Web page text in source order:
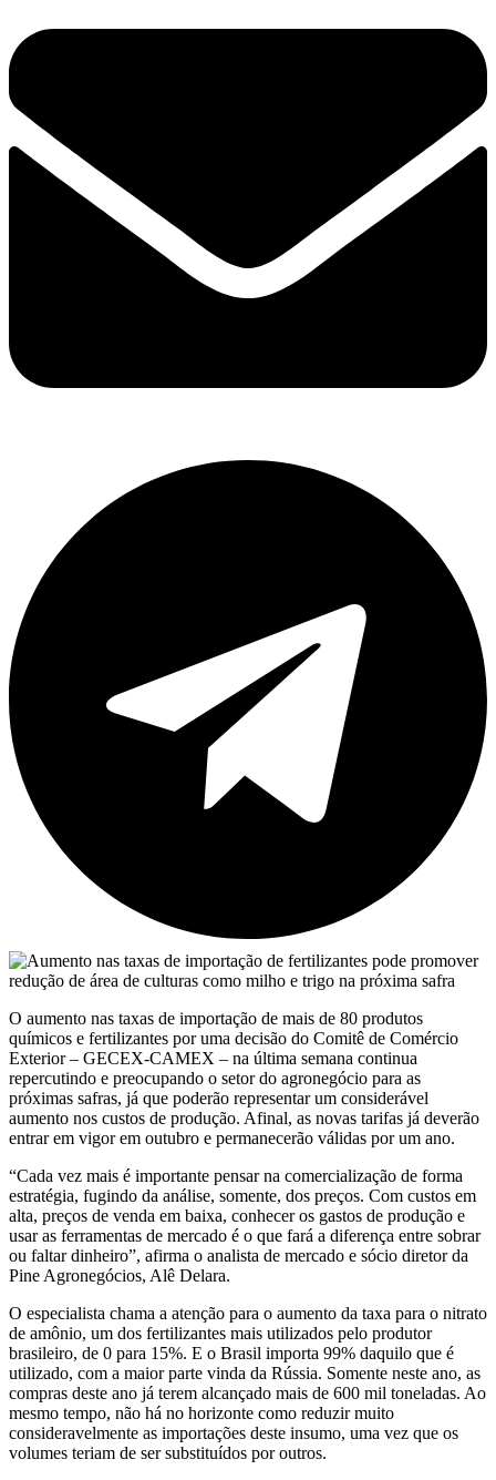
O aumento nas taxas de importação de mais de 80 produtos
químicos e fertilizantes por uma decisão do Comitê de Comércio
Exterior – GECEX-CAMEX – na última semana continua
repercutindo e preocupando o setor do agronegócio para as
próximas safras, já que poderão representar um considerável
aumento nos custos de produção. Afinal, as novas tarifas já deverão
entrar em vigor em outubro e permanecerão válidas por um ano.
“Cada vez mais é importante pensar na comercialização de forma
estratégia, fugindo da análise, somente, dos preços. Com custos em
alta, preços de venda em baixa, conhecer os gastos de produção e
usar as ferramentas de mercado é o que fará a diferença entre sobrar
ou faltar dinheiro”, afirma o analista de mercado e sócio diretor da
Pine Agronegócios, Alê Delara.
O especialista chama a atenção para o aumento da taxa para o nitrato
de amônio, um dos fertilizantes mais utilizados pelo produtor
brasileiro, de 0 para 15%. E o Brasil importa 99% daquilo que é
utilizado, com a maior parte vinda da Rússia. Somente neste ano, as
compras deste ano já terem alcançado mais de 600 mil toneladas. Ao
mesmo tempo, não há no horizonte como reduzir muito
consideravelmente as importações deste insumo, uma vez que os
volumes teriam de ser substituídos por outros.